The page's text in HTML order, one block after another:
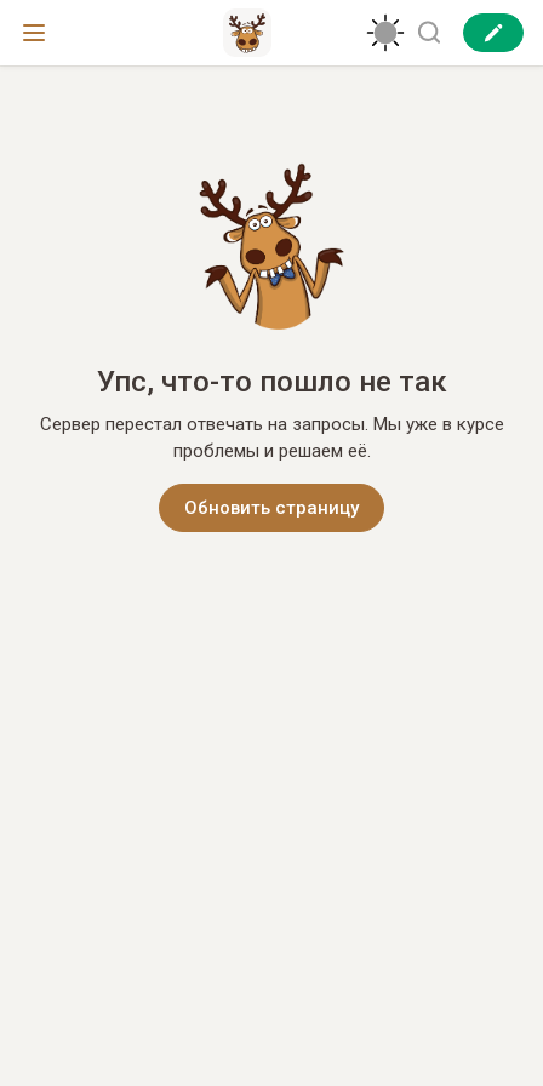
Упс, что-то пошло не так
Сервер перестал отвечать на запросы. Мы уже в курсе
проблемы и решаем её.
Обновить страницу